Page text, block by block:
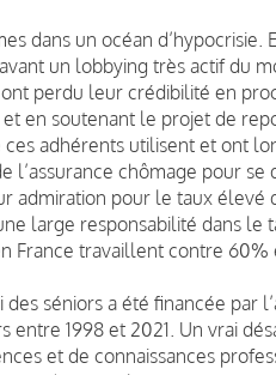
dans un océan
un lobbying très actif du
ont perdu leur crédibilité en
en soutenant le projet de
adhérents utilisent et ont
l’assurance chômage pour
admiration pour le taux élevé
large responsabilité dans le
France travaillent contre
des séniors a été financée par
entre 1998 et 2021. Un vrai
et de connaissances